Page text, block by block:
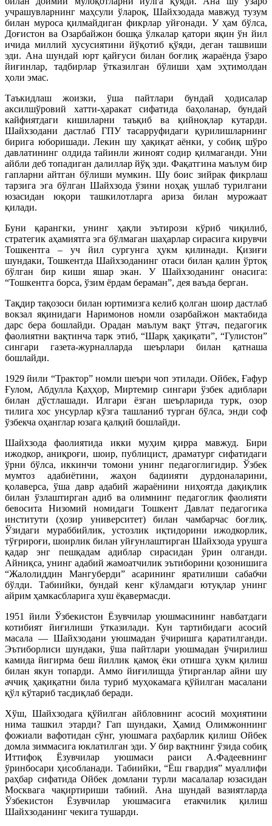
учрашувларнинг маҳсули ўлароқ, Шайхзодада мавжуд тузум
билан муроса қилмайдиган фикрлар уйғонади. У ҳам бўлса,
Доғистон ва Озарбайжон бошқа ўлкалар қатори яқин ўн йил
ичида миллий хусусиятини йўқотиб қўяди, деган ташвиши
эди. Ана шундай юрт қайғуси билан боғлиқ жараёнда ўзаро
йиғинлар, тадбирлар ўтказилган бўлиши ҳам эҳтимолдан
ҳоли эмас.
Таъкидлаш жоизки, ўша пайтлари бундай ҳодисалар
аксилшўровий хатти-ҳаракат сифатида баҳоланар, бундай
кайфиятдаги кишиларни таъқиб ва қийноқлар кутарди.
Шайхзодани дастлаб ГПУ тасарруфидаги қурилишларнинг
бирига юборишади. Лекин шу ҳақиқат аёнки, у собиқ шўро
давлатининг олдида тайинли жиноят содир қилмаганди. Уни
айбли деб топадиган далиллар йўқ эди. Фақатгина маълум бир
гапларни айтган бўлиши мумкин. Шу боис зийрак фикрлаш
тарзига эга бўлган Шайхзода ўзини ноҳақ ушлаб турилгани
юзасидан юқори ташкилотларга ариза билан мурожаат
қилади.
Буни қарангки, унинг ҳақли эътирози кўриб чиқилиб,
стратегик аҳамиятга эга бўлмаган шаҳарлар сирасига кирувчи
Тошкентга – уч йил сургунга ҳукм қилинади. Қизиғи
шундаки, Тошкентда Шайхзоданинг отаси билан қалин ўртоқ
бўлган бир киши яшар экан. У Шайхзоданинг онасига:
“Тошкентга борса, ўзим ёрдам бераман”, дея ваъда берган.
Тақдир тақозоси билан юртимизга келиб қолган шоир дастлаб
вокзал яқинидаги Наримонов номли озарбайжон мактабида
дарс бера бошлайди. Орадан маълум вақт ўтгач, педагогик
фаолиятни вақтинча тарк этиб, “Шарқ ҳақиқати”, “Гулистон”
сингари газета-журналларда шеърлари билан қатнаша
бошлайди.
1929 йили “Трактор” номли шеъри чоп этилади. Ойбек, Ғафур
Ғулом, Абдулла Қаҳҳор, Миртемир сингари ўзбек адиблари
билан дўстлашади. Илгари ёзган шеърларида турк, озор
тилига хос унсурлар кўзга ташланиб турган бўлса, энди соф
ўзбекча оҳанглар юзага қалқий бошлайди.
Шайхзода фаолиятида икки муҳим қирра мавжуд. Бири
ижодкор, аниқроғи, шоир, публицист, драматург сифатидаги
ўрни бўлса, иккинчи томони унинг педагоглигидир. Ўзбек
мумтоз адабиётини, жаҳон бадиияти дурдоналарини,
қолаверса, ўша давр адабий жараёнини ниҳоятда дақиқлик
билан ўзлаштирган адиб ва олимнинг педагоглик фаолияти
бевосита Низомий номидаги Тошкент Давлат педагогика
институти (ҳозир университет) билан чамбарчас боғлиқ.
Ўзидаги мураббийлик, устозлик иқтидорини ижодкорлик,
тўғрироғи, шоирлик билан уйғунлаштирган Шайхзода урушга
қадар энг пешқадам адиблар сирасидан ўрин олганди.
Айниқса, унинг адабий жамоатчилик эътиборини қозонишига
“Жалолиддин Мангуберди” асарининг яратилиши сабабчи
бўлди. Табиийки, бундай кенг кўламдаги ютуқлар унинг
айрим ҳамкасбларига хуш ёқавермасди.
1951 йили Ўзбекистон Ёзувчилар уюшмасининг навбатдаги
котибият йиғилиши ўтказилади. Кун тартибидаги асосий
масала — Шайхзодани уюшмадан ўчиришга қаратилганди.
Эътиборлиси шундаки, ўша пайтлари уюшмадан ўчирилиш
камида йигирма беш йиллик қамоқ ёки отишга ҳукм қилиш
билан якун топарди. Аммо йиғилишда ўтирганлар айни шу
аччиқ ҳақиқатни била туриб муҳокамага қўйилган масалани
қўл кўтариб тасдиқлаб беради.
Хўш, Шайхзодага қўйилган айбловнинг асосий моҳиятини
нима ташкил этарди? Гап шундаки, Ҳамид Олимжоннинг
фожиали вафотидан сўнг, уюшмага раҳбарлик қилиш Ойбек
домла зиммасига юклатилган эди. У бир вақтнинг ўзида собиқ
Иттифоқ Ёзувчилар уюшмаси раиси А.Фадеевнинг
ўринбосари ҳисобланади. Табиийки, “Ёш гвардия” муаллифи
раҳбар сифатида Ойбек домлани турли масалалар юзасидан
Москвага чақиртириши табиий. Ана шундай вазиятларда
Ўзбекистон Ёзувчилар уюшмасига етакчилик қилиш
Шайхзоданинг чекига тушарди.